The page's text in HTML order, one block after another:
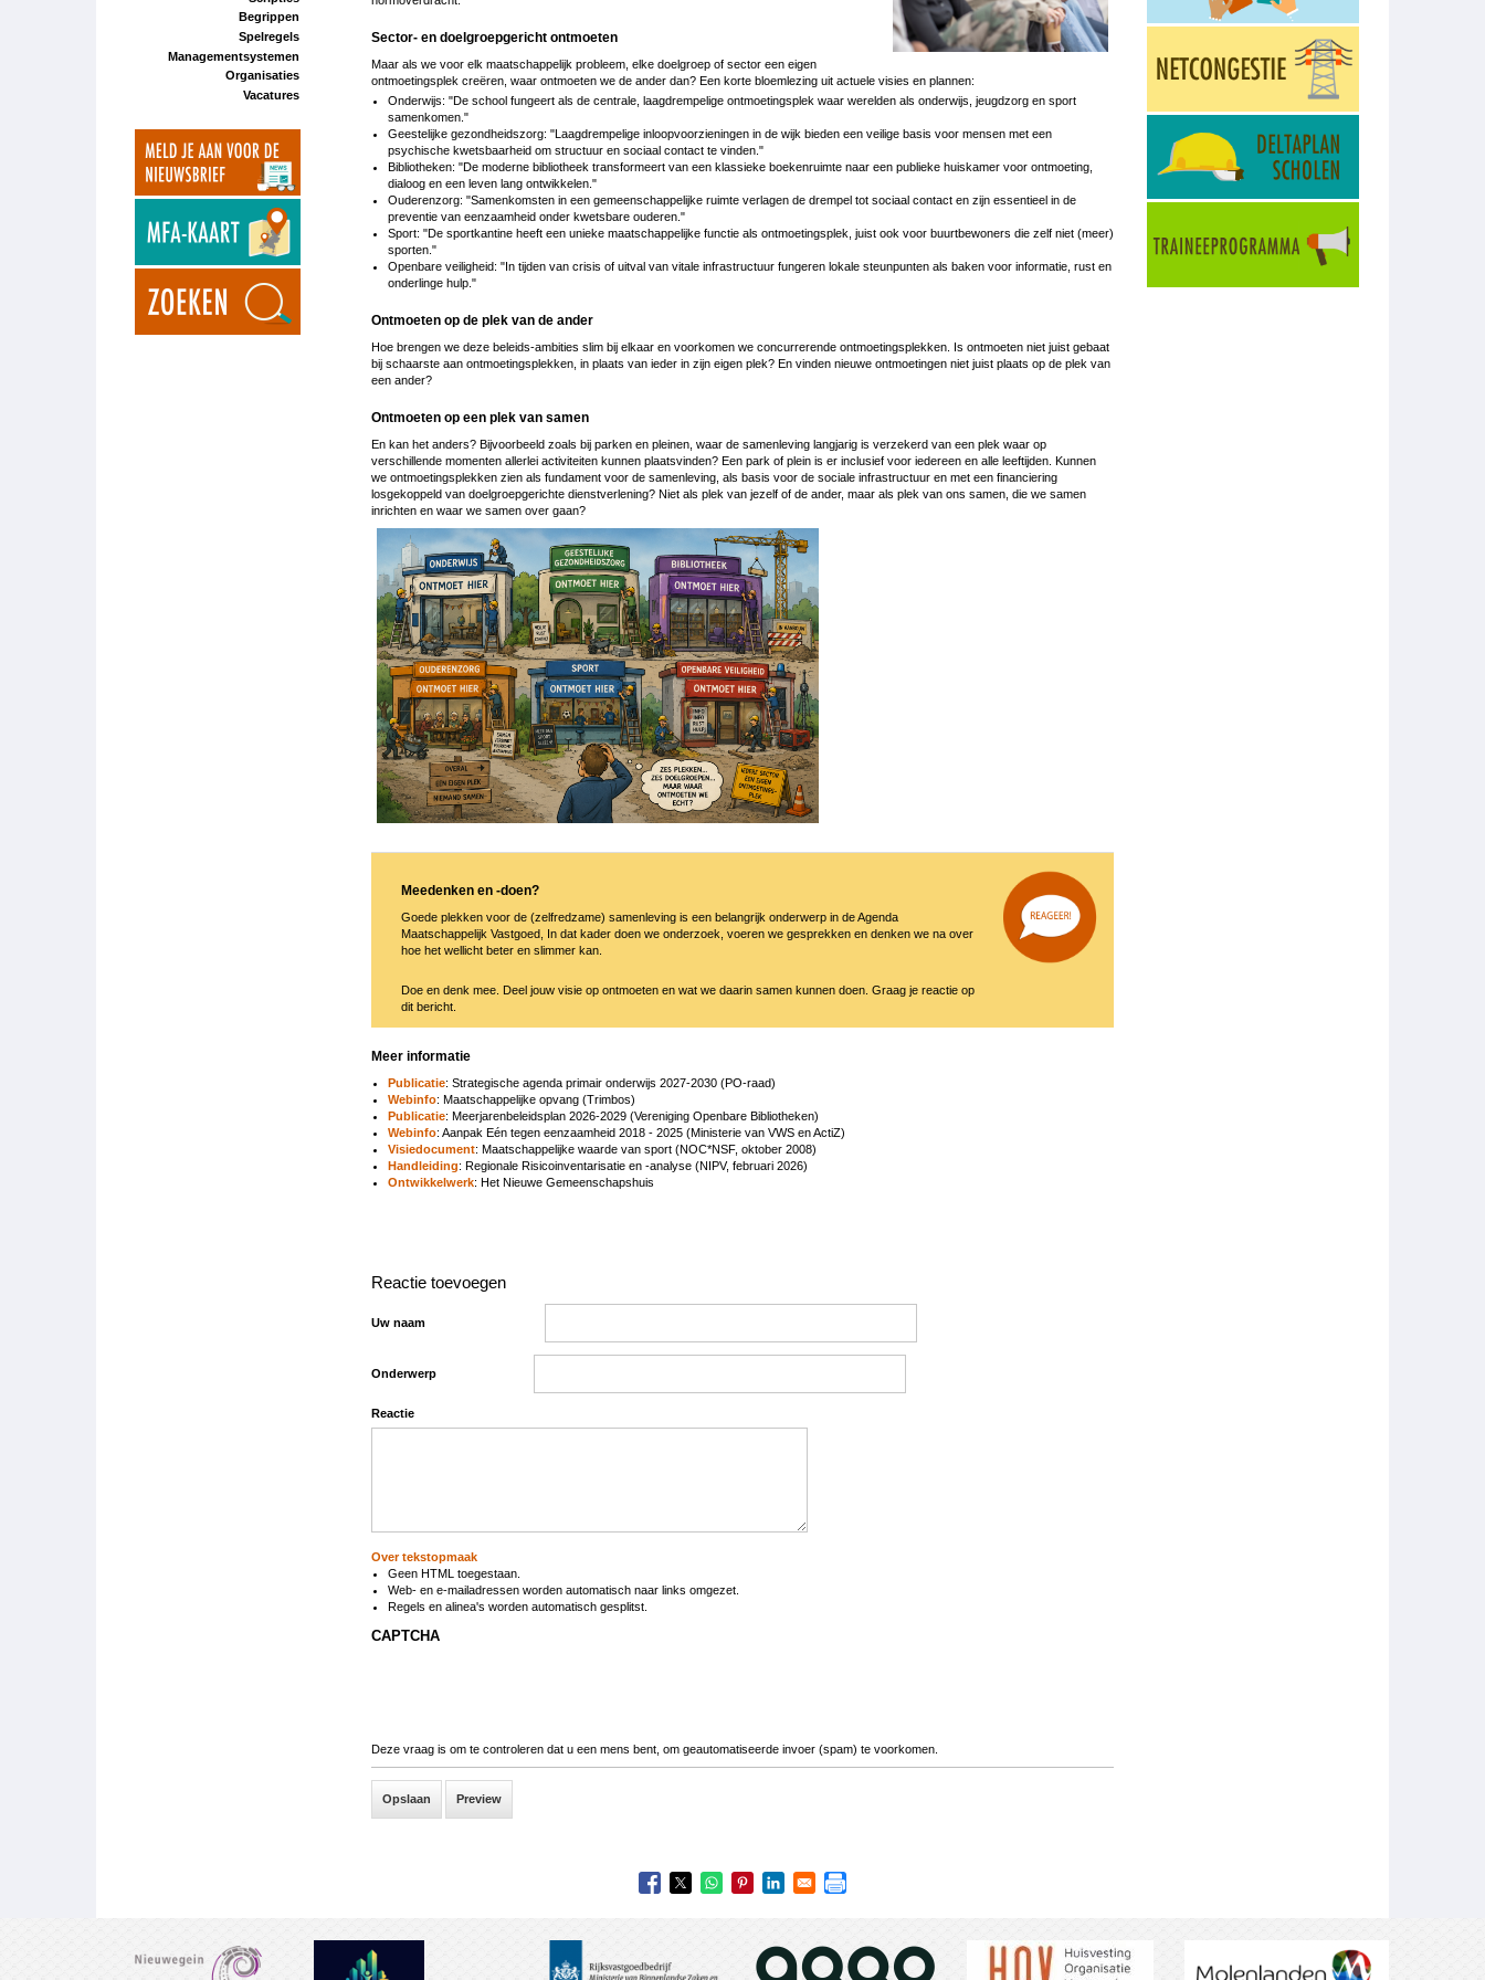
Begrippen
Spelregels
Managementsystemen
Organisaties
Vacatures
Sector- en doelgroepgericht ontmoeten
Maar als we voor elk maatschappelijk probleem, elke doelgroep of sector een eigen
ontmoetingsplek creëren, waar ontmoeten we de ander dan? Een korte bloemlezing uit actuele visies en plannen:
Onderwijs: "De school fungeert als de centrale, laagdrempelige ontmoetingsplek waar werelden als onderwijs, jeugdzorg en sport
samenkomen."
Geestelijke gezondheidszorg: "Laagdrempelige inloopvoorzieningen in de wijk bieden een veilige basis voor mensen met een
psychische kwetsbaarheid om structuur en sociaal contact te vinden."
Bibliotheken: "De moderne bibliotheek transformeert van een klassieke boekenruimte naar een publieke huiskamer voor ontmoeting,
dialoog en een leven lang ontwikkelen."
Ouderenzorg: "Samenkomsten in een gemeenschappelijke ruimte verlagen de drempel tot sociaal contact en zijn essentieel in de
preventie van eenzaamheid onder kwetsbare ouderen."
Sport: "De sportkantine heeft een unieke maatschappelijke functie als ontmoetingsplek, juist ook voor buurtbewoners die zelf niet (meer)
sporten."
Openbare veiligheid: "In tijden van crisis of uitval van vitale infrastructuur fungeren lokale steunpunten als baken voor informatie, rust en
onderlinge hulp."
Ontmoeten op de plek van de ander
Hoe brengen we deze beleids-ambities slim bij elkaar en voorkomen we concurrerende ontmoetingsplekken. Is ontmoeten niet juist gebaat
bij schaarste aan ontmoetingsplekken, in plaats van ieder in zijn eigen plek? En vinden nieuwe ontmoetingen niet juist plaats op de plek van
een ander?
Ontmoeten op een plek van samen
En kan het anders? Bijvoorbeeld zoals bij parken en pleinen, waar de samenleving langjarig is verzekerd van een plek waar op
verschillende momenten allerlei activiteiten kunnen plaatsvinden? Een park of plein is er inclusief voor iedereen en alle leeftijden. Kunnen
we ontmoetingsplekken zien als fundament voor de samenleving, als basis voor de sociale infrastructuur en met een financiering
losgekoppeld van doelgroepgerichte dienstverlening? Niet als plek van jezelf of de ander, maar als plek van ons samen, die we samen
inrichten en waar we samen over gaan?
Meedenken en -doen?
Goede plekken voor de (zelfredzame) samenleving is een belangrijk onderwerp in de Agenda
Maatschappelijk Vastgoed, In dat kader doen we onderzoek, voeren we gesprekken en denken we na over
hoe het wellicht beter en slimmer kan.
Doe en denk mee. Deel jouw visie op ontmoeten en wat we daarin samen kunnen doen. Graag je reactie op
dit bericht.
Meer informatie
Publicatie: Strategische agenda primair onderwijs 2027-2030 (PO-raad)
Webinfo: Maatschappelijke opvang (Trimbos)
Publicatie: Meerjarenbeleidsplan 2026-2029 (Vereniging Openbare Bibliotheken)
Webinfo: Aanpak Eén tegen eenzaamheid 2018 - 2025 (Ministerie van VWS en ActiZ)
Visiedocument: Maatschappelijke waarde van sport (NOC*NSF, oktober 2008)
Handleiding: Regionale Risicoinventarisatie en -analyse (NIPV, februari 2026)
Ontwikkelwerk: Het Nieuwe Gemeenschapshuis
Reactie toevoegen
Uw naam
Onderwerp
Reactie
Over tekstopmaak
Geen HTML toegestaan.
Web- en e-mailadressen worden automatisch naar links omgezet.
Regels en alinea's worden automatisch gesplitst.
CAPTCHA
Deze vraag is om te controleren dat u een mens bent, om geautomatiseerde invoer (spam) te voorkomen.